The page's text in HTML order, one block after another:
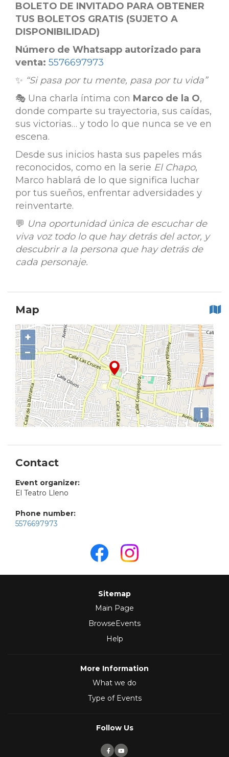
BOLETO DE INVITADO PARA OBTENER
TUS BOLETOS GRATIS (SUJETO A
DISPONIBILIDAD)
Número de Whatsapp autorizado para
venta: 5576697973
✨ “Si pasa por tu mente, pasa por tu vida”
🎭 Una charla íntima con Marco de la O,
donde comparte su trayectoria, sus caídas,
sus victorias… y todo lo que nunca se ve en
escena.
Desde sus inicios hasta sus papeles más
reconocidos, como en la serie El Chapo,
Marco hablará de lo que significa luchar
por tus sueños, enfrentar adversidades y
reinventarte.
💬 Una oportunidad única de escuchar de
viva voz todo lo que hay detrás del actor, y
descubrir a la persona que hay detrás de
cada personaje.
Map
+
−
i
Contact
Event organizer:
El Teatro Lleno
Phone number:
5576697973
Sitemap
Main Page
BrowseEvents
Help
More Information
What we do
Type of Events
Follow Us